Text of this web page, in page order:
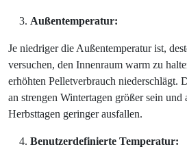
Außentemperatur:
Je niedriger die Außentemperatur ist,
versuchen, den Innenraum warm zu
erhöhten Pelletverbrauch niederschlägt.
an strengen Wintertagen größer sein
Herbsttagen geringer ausfallen.
Benutzerdefinierte Temperatur: